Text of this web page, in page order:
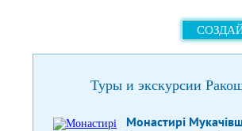
Туры и экскурсии
Монастирі